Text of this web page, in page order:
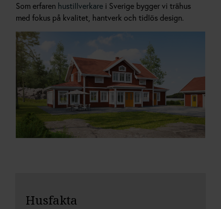
Som erfaren hustillverkare i Sverige bygger vi trähus
med fokus på kvalitet, hantverk och tidlös design.
Husfakta